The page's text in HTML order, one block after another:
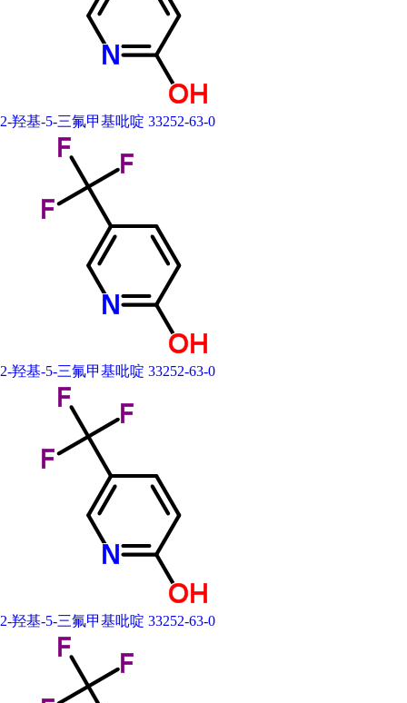
2-羟基-5-三氟甲基吡啶 33252-63-0
2-羟基-5-三氟甲基吡啶 33252-63-0
2-羟基-5-三氟甲基吡啶 33252-63-0